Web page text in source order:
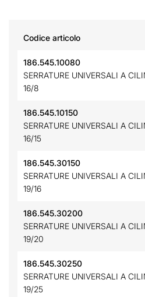
Codice articolo
186.545.10080
SERRATURE UNIVERSALI A
16/8
186.545.10150
SERRATURE UNIVERSALI A
16/15
186.545.30150
SERRATURE UNIVERSALI A
19/16
186.545.30200
SERRATURE UNIVERSALI A
19/20
186.545.30250
SERRATURE UNIVERSALI A
19/25